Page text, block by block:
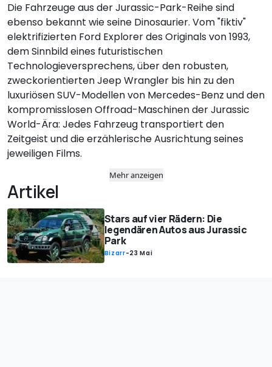
Die Fahrzeuge aus der Jurassic-Park-Reihe sind
ebenso bekannt wie seine Dinosaurier. Vom "fiktiv"
elektrifizierten Ford Explorer des Originals von 1993,
dem Sinnbild eines futuristischen
Technologieversprechens, über den robusten,
zweckorientierten Jeep Wrangler bis hin zu den
luxuriösen SUV-Modellen von Mercedes-Benz und den
kompromisslosen Offroad-Maschinen der Jurassic
World-Ära: Jedes Fahrzeug transportiert den
Zeitgeist und die erzählerische Ausrichtung seines
jeweiligen Films.
Mehr anzeigen
Artikel
Stars auf vier Rädern: Die
legendären Autos aus Jurassic
Park
Bizarr-23 Mai